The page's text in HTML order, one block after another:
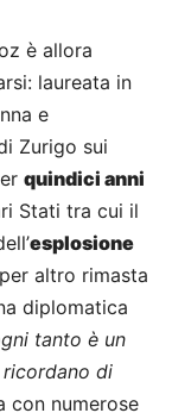
è allora
laureata in
e
Zurigo sui
quindici anni
Stati tra cui il
esplosione
altro rimasta
diplomatica
tanto è un
ricordano di
con numerose